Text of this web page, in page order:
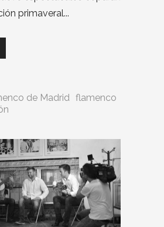
primaveral
de Madrid flamenco